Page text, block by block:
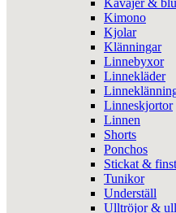
Kavajer &
Kimono
Kjolar
Klänningar
Linnebyxor
Linnekläder
Linneskjortor
Linnen
Shorts
Ponchos
Stickat &
Tunikor
Underställ
Ulltröjor &